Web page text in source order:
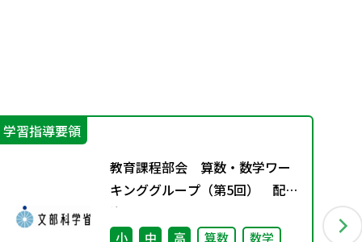
学習指導要領
教育課程部会 算数・数学ワー
キンググループ（第5回） 配付
資
小 中 高 算数 数学